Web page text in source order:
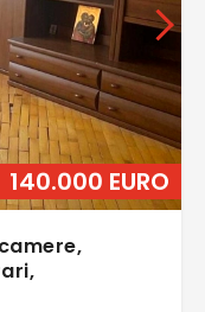
140.000 EURO